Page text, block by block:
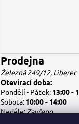
Prodejna
Železná 249/12, Liberec
Otevírací doba:
Pondělí - Pátek: 13:00 -
Sobota: 10:00 - 14:00
Neděle:Zavřeno